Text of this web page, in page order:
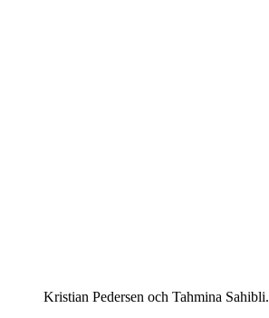
Kristian Pedersen och Tahmina Sahibli.